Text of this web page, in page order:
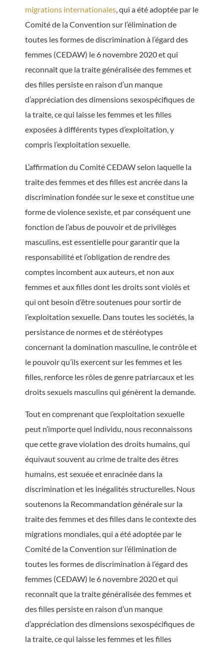
migrations internationales, qui a été adoptée par le
Comité de la Convention sur l’élimination de
toutes les formes de discrimination à l’égard des
femmes (CEDAW) le 6 novembre 2020 et qui
reconnaît que la traite généralisée des femmes et
des filles persiste en raison d’un manque
d’appréciation des dimensions sexospécifiques de
la traite, ce qui laisse les femmes et les filles
exposées à différents types d’exploitation, y
compris l’exploitation sexuelle.
L’affirmation du Comité CEDAW selon laquelle la
traite des femmes et des filles est ancrée dans la
discrimination fondée sur le sexe et constitue une
forme de violence sexiste, et par conséquent une
fonction de l’abus de pouvoir et de privilèges
masculins, est essentielle pour garantir que la
responsabilité et l’obligation de rendre des
comptes incombent aux auteurs, et non aux
femmes et aux filles dont les droits sont violés et
qui ont besoin d’être soutenues pour sortir de
l’exploitation sexuelle. Dans toutes les sociétés, la
persistance de normes et de stéréotypes
concernant la domination masculine, le contrôle et
le pouvoir qu’ils exercent sur les femmes et les
filles, renforce les rôles de genre patriarcaux et les
droits sexuels masculins qui génèrent la demande.
Tout en comprenant que l’exploitation sexuelle
peut n’importe quel individu, nous reconnaissons
que cette grave violation des droits humains, qui
équivaut souvent au crime de traite des êtres
humains, est sexuée et enracinée dans la
discrimination et les inégalités structurelles. Nous
soutenons la Recommandation générale sur la
traite des femmes et des filles dans le contexte des
migrations mondiales, qui a été adoptée par le
Comité de la Convention sur l’élimination de
toutes les formes de discrimination à l’égard des
femmes (CEDAW) le 6 novembre 2020 et qui
reconnaît que la traite généralisée des femmes et
des filles persiste en raison d’un manque
d’appréciation des dimensions sexospécifiques de
la traite, ce qui laisse les femmes et les filles